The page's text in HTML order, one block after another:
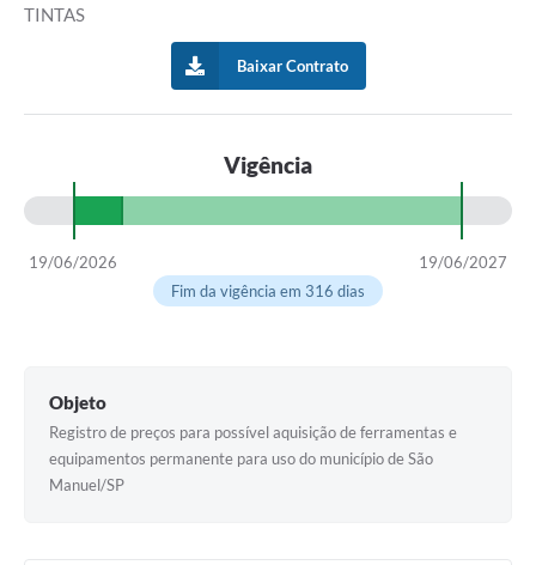
TINTAS
Baixar Contrato
Vigência
19/06/2026
19/06/2027
Fim da vigência em 316 dias
Objeto
Registro de preços para possível aquisição de ferramentas e
equipamentos permanente para uso do município de São
Manuel/SP